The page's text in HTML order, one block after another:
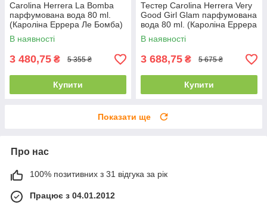
Carolina Herrera La Bomba
парфумована вода 80 ml.
(Кароліна Еррера Ле Бомба)
В наявності
3 480,75 ₴ 5 355 ₴
Купити
Тестер Carolina Herrera Very
Good Girl Glam парфумована
вода 80 ml. (Кароліна Еррера
Вері Гуд Герл Глам)
В наявності
3 688,75 ₴ 5 675 ₴
Купити
Показати ще
Про нас
100% позитивних з 31 відгука за рік
Працює з 04.01.2012